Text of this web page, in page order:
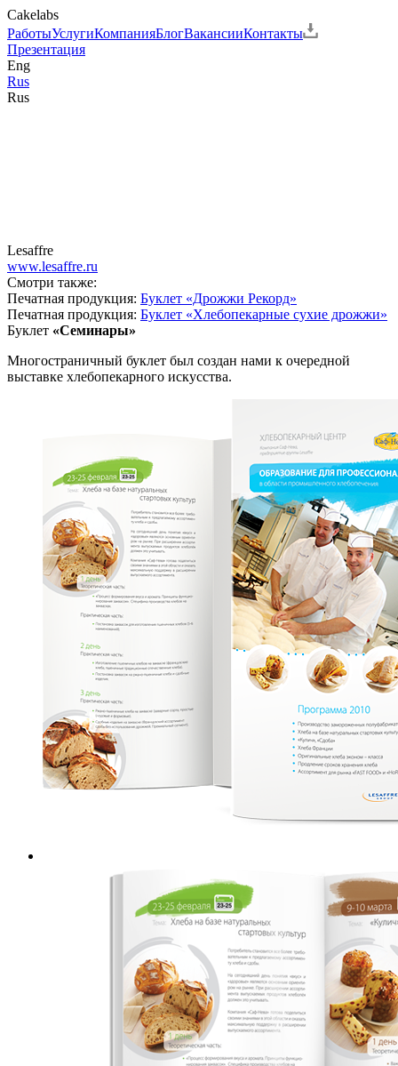
Cakelabs
РаботыУслугиКомпанияБлогВакансииКонтакты
Презентация
Eng
Rus
Rus
Lesaffre
www.lesaffre.ru
Смотри также:
Печатная продукция: Буклет «Дрожжи Рекорд»
Печатная продукция: Буклет «Хлебопекарные сухие дрожжи»
Буклет «Семинары»
Многостраничный буклет был создан нами к очередной
выставке хлебопекарного искусства.